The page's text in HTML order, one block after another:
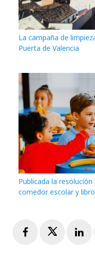
La campaña de
Puerta de Valencia
Publicada la
comedor escolar y
FacebookTwitter